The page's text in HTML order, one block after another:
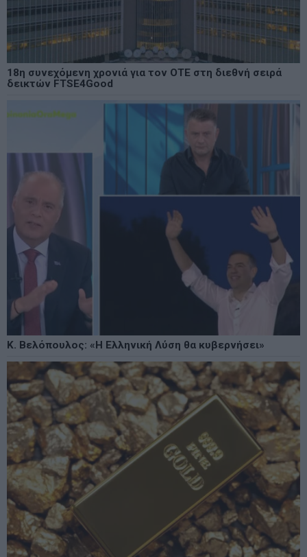
18η συνεχόμενη χρονιά για τον ΟΤΕ στη διεθνή σειρά
δεικτών FTSE4Good
Κ. Βελόπουλος: «Η Ελληνική Λύση θα κυβερνήσει»